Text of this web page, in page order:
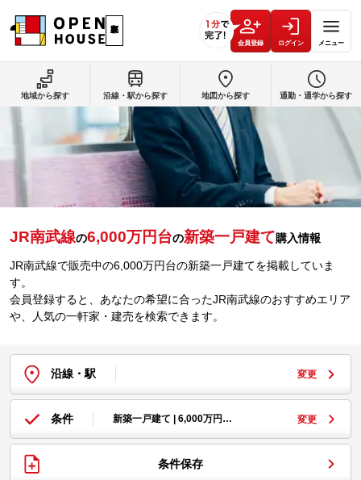
会員登録 ログイン メニュー
JR南武線の6,000万円台の新築一戸建て購入情報
JR南武線で販売中の6,000万円台の新築一戸建てを掲載していま
す。
会員登録すると、あなたの希望に合ったJR南武線のおすすめエリア
や、人気の一軒家・建売を検索できます。
沿線・駅 変更
条件 新築一戸建て | 6,000万円… 変更
条件保存
地域から探す 沿線・駅から探す 地図から探す 通勤・通学から探す